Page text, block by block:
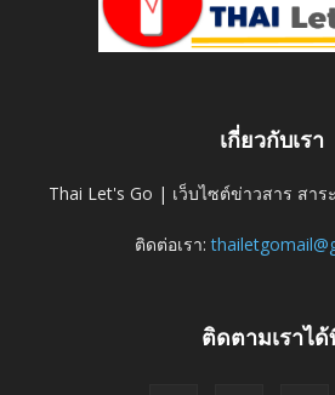
เกี่ยวกับเรา
Thai Let's Go | เว็บไซต์ข่าวสาร สา
ติดต่อเรา:
ติดตามเราได้